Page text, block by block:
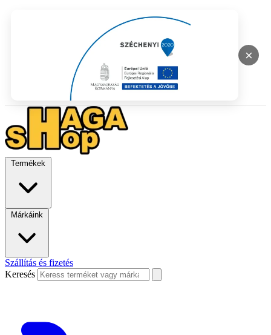
×
Termékek
Márkáink
Szállítás és fizetés
Keresés